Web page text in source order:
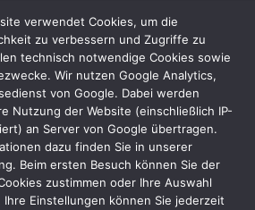
Fragen. Dann melde Dich bei uns und
Teams.
Mail an personal@protec-
type=“1_5″]
et_pb_section][et_pb_section
verwendet Cookies, um die
zu verbessern und Zugriffe zu
technisch notwendige Cookies sowie
Wir nutzen Google Analytics,
von Google. Dabei werden
Nutzung der Website (einschließlich IP-
an Server von Google übertragen.
dazu finden Sie in unserer
Beim ersten Besuch können Sie der
zustimmen oder Ihre Auswahl
Ihre Einstellungen können Sie jederzeit